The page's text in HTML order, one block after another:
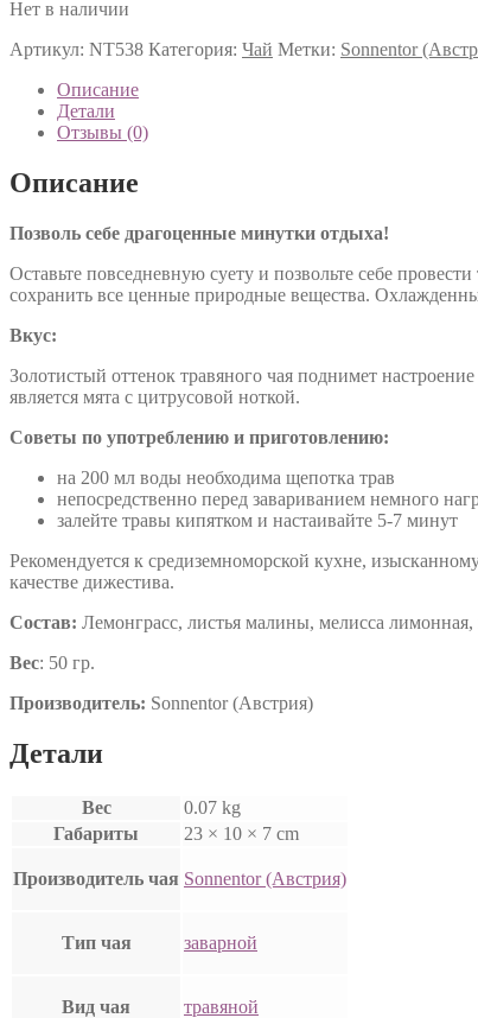
Нет в наличии
Артикул: NT538 Категория: Чай Метки: Sonnentor
Описание
Детали
Отзывы (0)
Описание
Позволь себе драгоценные минутки отдыха!
Оставьте повседневную суету и позвольте себе
сохранить все ценные природные вещества.
Вкус:
Золотистый оттенок травяного чая поднимет
является мята с цитрусовой ноткой.
Советы по употреблению и приготовлению:
на 200 мл воды необходима щепотка трав
непосредственно перед завариванием немного
залейте травы кипятком и настаивайте 5-7 минут
Рекомендуется к средиземноморской кухне,
качестве дижестива.
Состав: Лемонграсс, листья малины, мелисса
Вес: 50 гр.
Производитель: Sonnentor (Австрия)
Детали
Вес
0.07 kg
Габариты
23 × 10 × 7 cm
Производитель чая Sonnentor (Австрия)
Тип чая заварной
Вид чая травяной